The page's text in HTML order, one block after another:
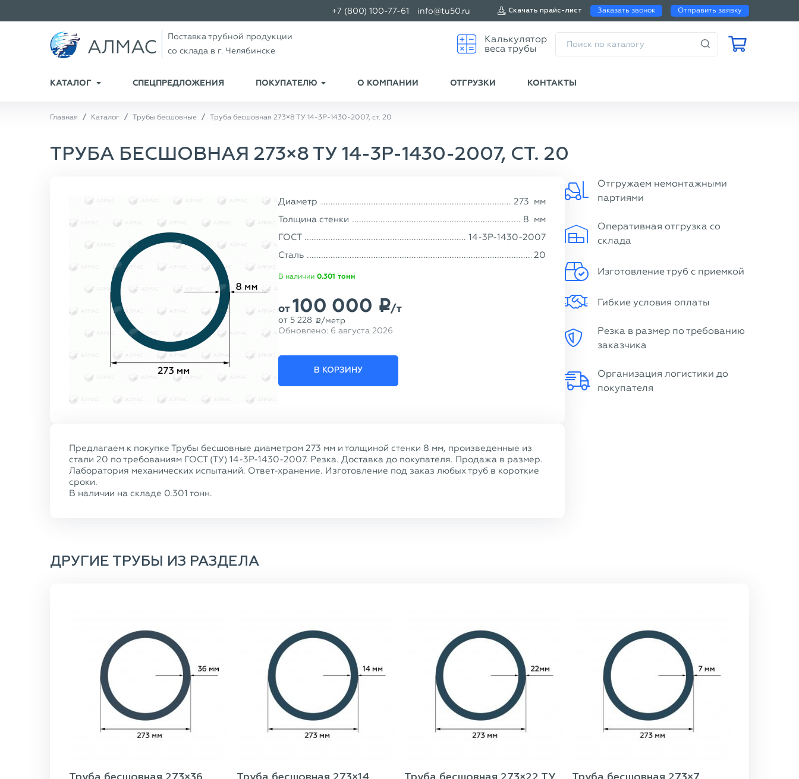
+7 (800) 100-77-61 info@tu50.ru Скачать прайс-лист Заказать звонок Отправить заявку
Поставка трубной продукции
со склада в г. Челябинске
Калькулятор
КАТАЛОГ СПЕЦПРЕДЛОЖЕНИЯ ПОКУПАТЕЛЮ О КОМПАНИИ ОТГРУЗКИ КОНТАКТЫ
Главная Каталог Трубы бесшовные Труба бесшовная 273×8 ТУ 14-3Р-1430-2007, ст. 20
ТРУБА БЕСШОВНАЯ 273×8 ТУ 14-3Р-1430-2007, СТ. 20
Диаметр 273 мм
Толщина стенки
8 мм
ГОСТ
14-3Р-1430-2007
Сталь
20
В наличии 0.301 тонн
от100 000 p/т
от 5 228 p /метр
Обновлено: 6 августа 2026
В КОРЗИНУ
Предлагаем к покупке Трубы бесшовные диаметром 273 мм и толщиной стенки 8 мм, произведенные из
стали 20 по требованиям ГОСТ (ТУ) 14-3Р-1430-2007. Резка. Доставка до покупателя. Продажа в размер.
Лаборатория механических испытаний. Ответ-хранение. Изготовление под заказ любых труб в короткие
сроки.
В наличии на складе 0.301 тонн.
Отгружаем немонтажными
партиями
Оперативная отгрузка со
склада
Изготовление труб с приемкой
Гибкие условия оплаты
Резка в размер по требованию
заказчика
Организация логистики до
покупателя
ДРУГИЕ ТРУБЫ ИЗ РАЗДЕЛА